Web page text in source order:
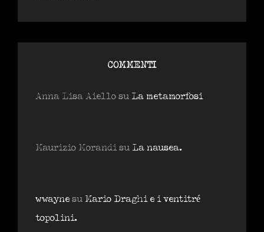
COMMENTI
Anna Lisa Aiello su La metamorfosi
Maurizio Morandisu La nausea.
wwayne su Mario Draghi e i ventitré
topolini.